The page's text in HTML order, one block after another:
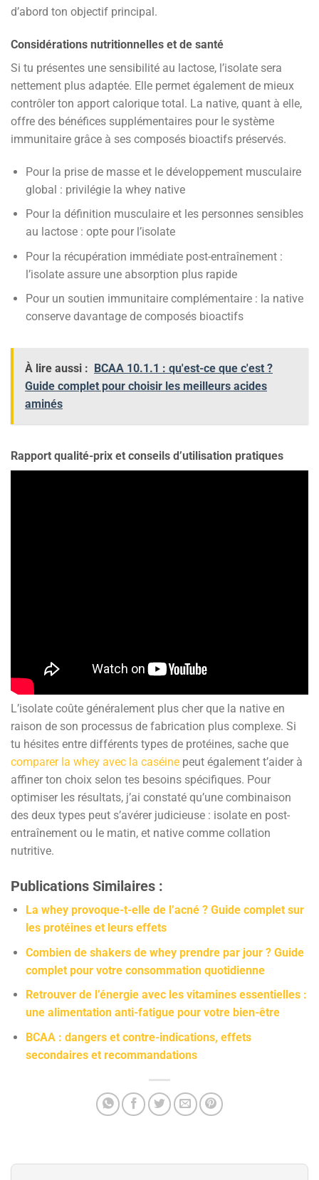
d’abord ton objectif principal.
Considérations nutritionnelles et de santé
Si tu présentes une sensibilité au lactose, l’isolate sera
nettement plus adaptée. Elle permet également de mieux
contrôler ton apport calorique total. La native, quant à elle,
offre des bénéfices supplémentaires pour le système
immunitaire grâce à ses composés bioactifs préservés.
Pour la prise de masse et le développement musculaire
global : privilégie la whey native
Pour la définition musculaire et les personnes sensibles
au lactose : opte pour l’isolate
Pour la récupération immédiate post-entraînement :
l’isolate assure une absorption plus rapide
Pour un soutien immunitaire complémentaire : la native
conserve davantage de composés bioactifs
À lire aussi :
BCAA 10.1.1 : qu'est-ce que c'est ?
Guide complet pour choisir les meilleurs acides
aminés
Rapport qualité-prix et conseils d’utilisation pratiques
L’isolate coûte généralement plus cher que la native en
raison de son processus de fabrication plus complexe. Si
tu hésites entre différents types de protéines, sache que
comparer la whey avec la caséine peut également t’aider à
affiner ton choix selon tes besoins spécifiques. Pour
optimiser les résultats, j’ai constaté qu’une combinaison
des deux types peut s’avérer judicieuse : isolate en post-
entraînement ou le matin, et native comme collation
nutritive.
Publications Similaires :
La whey provoque-t-elle de l’acné ? Guide complet sur
les protéines et leurs effets
Combien de shakers de whey prendre par jour ? Guide
complet pour votre consommation quotidienne
Retrouver de l’énergie avec les vitamines essentielles :
une alimentation anti-fatigue pour votre bien-être
BCAA : dangers et contre-indications, effets
secondaires et recommandations